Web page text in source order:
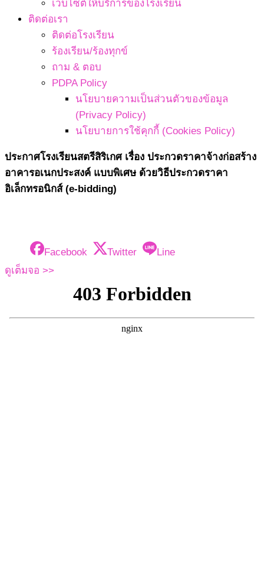
เว็บไซต์ให้บริการของโรงเรียน
ติดต่อเรา
ติดต่อโรงเรียน
ร้องเรียน/ร้องทุกข์
ถาม & ตอบ
PDPA Policy
นโยบายความเป็นส่วนตัวของข้อมูล
(Privacy Policy)
นโยบายการใช้คุกกี้ (Cookies Policy)
ประกาศโรงเรียนสตรีสิริเกศ เรื่อง ประกวดราคาจ้างก่อสร้าง
อาคารอเนกประสงค์ แบบพิเศษ ด้วยวิธีประกวดราคา
อิเล็กทรอนิกส์ (e-bidding)
Facebook Twitter
Line
ดูเต็มจอ >>
PDF